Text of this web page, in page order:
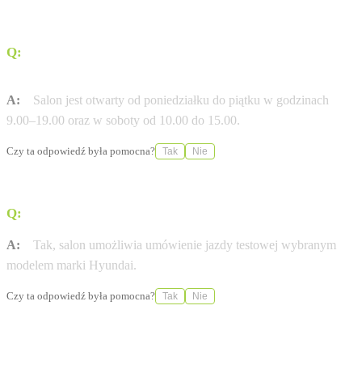
Q:
A:
Salon jest otwarty od poniedziałku do piątku w godzinach
9.00–19.00 oraz w soboty od 10.00 do 15.00.
Czy ta odpowiedź była pomocna? Tak Nie
Q:
A:
Tak, salon umożliwia umówienie jazdy testowej wybranym
modelem marki Hyundai.
Czy ta odpowiedź była pomocna? Tak Nie